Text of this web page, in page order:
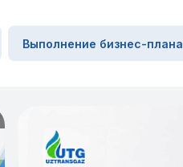
Выполнение бизнес-плана